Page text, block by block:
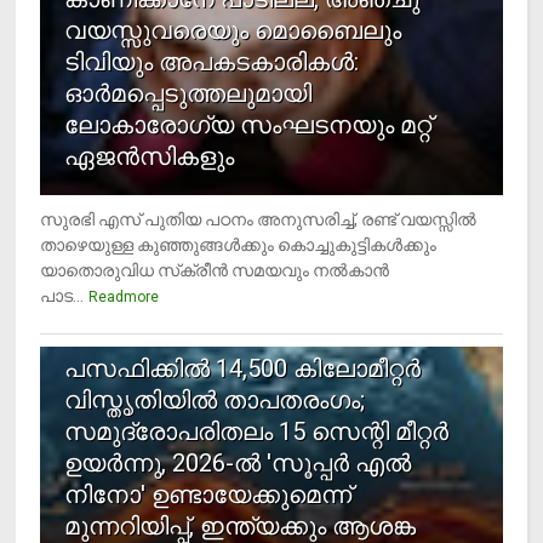
വയസ്സുവരെയും മൊബൈലും
ടിവിയും അപകടകാരികള്‍:
ഓര്‍മപ്പെടുത്തലുമായി
ലോകാരോഗ്യ സംഘടനയും മറ്റ്
ഏജന്‍സികളും
സുരഭി എസ് പുതിയ പഠനം അനുസരിച്ച്, രണ്ട് വയസ്സില്‍
താഴെയുള്ള കുഞ്ഞുങ്ങള്‍ക്കും കൊച്ചുകുട്ടികള്‍ക്കും
യാതൊരുവിധ സ്‌ക്രീന്‍ സമയവും നല്‍കാന്‍
പാട... Readmore
പസഫിക്കില്‍ 14,500 കിലോമീറ്റര്‍
വിസ്തൃതിയില്‍ താപതരംഗം;
സമുദ്രോപരിതലം 15 സെന്റി മീറ്റര്‍
ഉയര്‍ന്നു, 2026-ല്‍ 'സൂപ്പര്‍ എല്‍
നിനോ' ഉണ്ടായേക്കുമെന്ന്
മുന്നറിയിപ്പ്, ഇന്ത്യക്കും ആശങ്ക